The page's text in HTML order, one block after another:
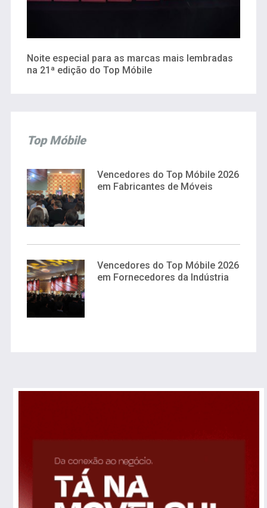
Noite especial para as marcas mais lembradas
na 21ª edição do Top Móbile
Top Móbile
Vencedores do Top Móbile 2026
em Fabricantes de Móveis
Vencedores do Top Móbile 2026
em Fornecedores da Indústria